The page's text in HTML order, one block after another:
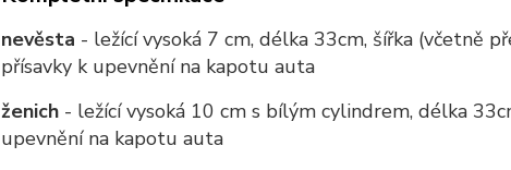
nevěsta - ležící vysoká 7 cm, délka 33cm, šířka (včetně
přísavky k upevnění na kapotu auta
ženich - ležící vysoká 10 cm s bílým cylindrem, délka
upevnění na kapotu auta